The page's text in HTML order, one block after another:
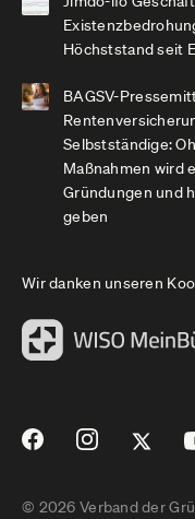
Höchststand seit
BAGSV-
Selbstständige:
Maßnahmen wird
Gründungen und
geben
Wir danken unseren
© 2026 Verband der